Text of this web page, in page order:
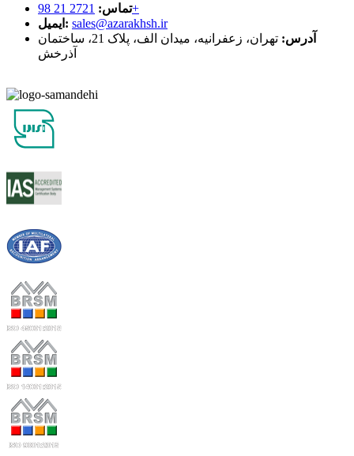
تماس:2721 21 98+
ایمیل: sales@azarakhsh.ir
آدرس:
تهران، زعفرانیه، میدان الف، پلاک 21، ساختمان
آذرخش